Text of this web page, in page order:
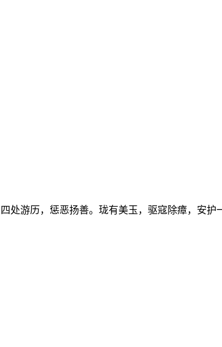
游历，惩恶扬善。珑有美玉，驱寇除瘴，安